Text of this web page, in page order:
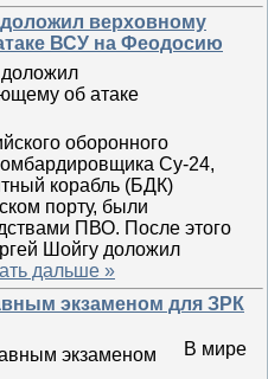
верховному
ВСУ на Феодосию
оборонного
Су-24,
корабль (БДК)
порту, были
ПВО. После этого
Шойгу доложил
дальше »
экзаменом для ЗРК
В мире